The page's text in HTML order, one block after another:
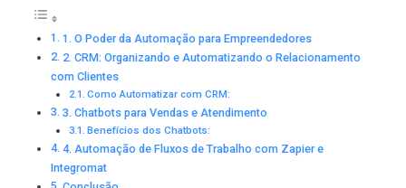
1. O Poder da Automação para Empreendedores
2. CRM: Organizando e Automatizando o Relacionamento
com Clientes
Como Automatizar com CRM:
3. Chatbots para Vendas e Atendimento
Benefícios dos Chatbots:
4. Automação de Fluxos de Trabalho com Zapier e
Integromat